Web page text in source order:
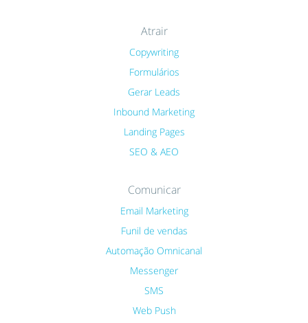
Atrair
Copywriting
Formulários
Gerar Leads
Inbound Marketing
Landing Pages
SEO & AEO
Comunicar
Email Marketing
Funil de vendas
Automação Omnicanal
Messenger
SMS
Web Push